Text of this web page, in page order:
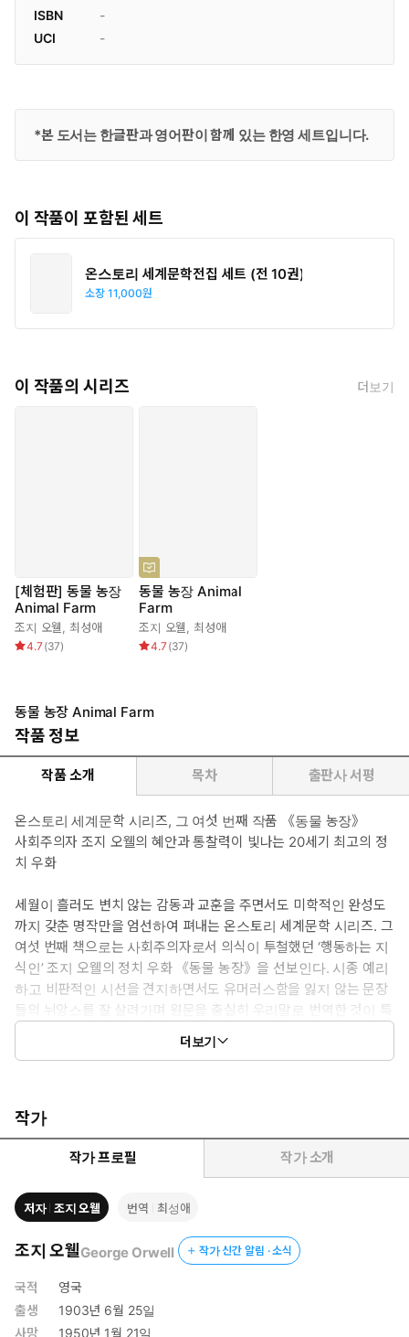
ISBN
-
UCI
-
*본 도서는 한글판과 영어판이 함께 있는 한영 세트입니다.
이 작품이 포함된 세트
온스토리 세계문학전집 세트 (전 10권)
소장 11,000원
이 작품의 시리즈 더보기
[체험판] 동물 농장
Animal Farm
조지 오웰 최성애
4.7 (37)
동물 농장 Animal
Farm
조지 오웰 최성애
4.7 (37)
동물 농장 Animal Farm
작품 정보
작품 소개 목차 출판사 서평
온스토리 세계문학 시리즈, 그 여섯 번째 작품 《동물 농장》
사회주의자 조지 오웰의 혜안과 통찰력이 빛나는 20세기 최고의 정
치 우화
세월이 흘러도 변치 않는 감동과 교훈을 주면서도 미학적인 완성도
까지 갖춘 명작만을 엄선하여 펴내는 온스토리 세계문학 시리즈. 그
여섯 번째 책으로는 사회주의자로서 의식이 투철했던 ‘행동하는 지
식인’ 조지 오웰의 정치 우화 《동물 농장》을 선보인다. 시종 예리
하고 비판적인 시선을 견지하면서도 유머러스함을 잃지 않는 문장
들의 뉘앙스를 잘 살려가며 원문을 충실히 우리말로 번역한 것이 특
징이다. 작품의 이해를 돕기 위해 지은이 조지 오웰의 연보를 권말
에 실었으며 영문판 원서도 함께 수록하여 번역본과 비교해가며 읽
《동물 농장》은 제2차 세계대전이 끝나갈 무렵에 발표된 소설로,
인간의 삶과 생각이 국가에 의해 철저히 관리되고 통제되는 충격적
인 미래사회를 묘사한 《1984년》과 함께 오웰의 대표작으로 손꼽
힌다. 이 작품은 러시아 혁명을 다룬 데다 소련과 스탈린에 대한 비
판으로 가득 차 있어서 한동안 출간에 난항을 겪었으며 런던 공습 중
에 원고가 불타버릴 뻔하기도 했다. 이러한 난관을 뛰어넘어 1945
년 8월에 발표되자마자 커다란 반향을 불러일으켰고, 파시즘에 반
대하는 내용을 담았음에도 반(反)공산주의적인 내용에 주목한 미국
에 의해 광범위하게 번역되어 전 세계 각국에서 출간되면서 지금까
지도 그 가치를 인정받기에 이르렀다.
더보기
작가
작가 프로필 작가 소개
저자 조지 오웰 번역 최성애
조지 오웰George Orwell 작가 신간 알림 · 소식
국적
영국
출생
1903년 6월 25일
사망
1950년 1월 21일